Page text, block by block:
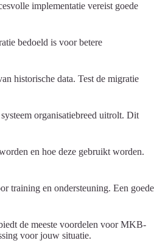
implementatie vereist goede
bedoeld is voor betere
historische data. Test de migratie
organisatiebreed uitrolt. Dit
en hoe deze gebruikt worden.
training en ondersteuning. Een goede
de meeste voordelen voor MKB-
voor jouw situatie.